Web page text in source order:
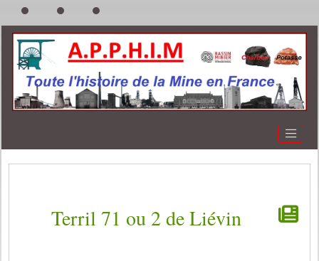
Terril 71 ou 2 de Liévin